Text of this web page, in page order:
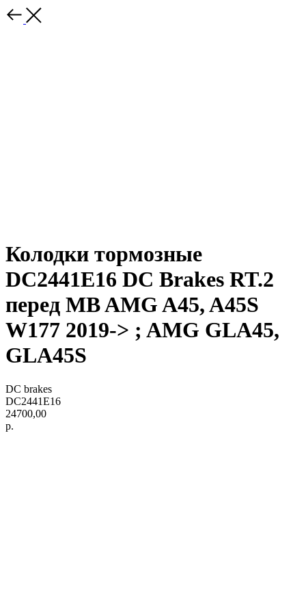
Колодки тормозные
DC2441E16 DC Brakes RT.2
перед MB AMG A45, A45S
W177 2019-> ; AMG GLA45,
GLA45S
DC brakes
DC2441E16
24700,00
р.